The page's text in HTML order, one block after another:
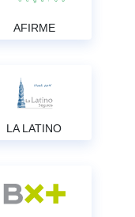
AFIRME
LA LATINO